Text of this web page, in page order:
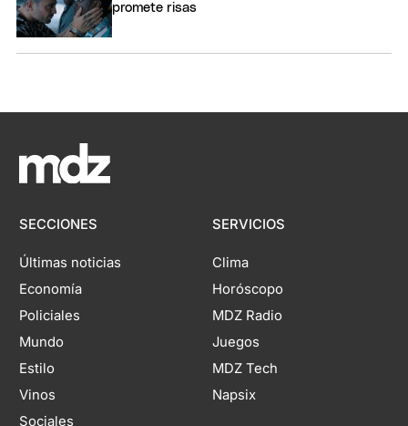
promete risas
SECCIONES
Últimas noticias
Economía
Policiales
Mundo
Estilo
Vinos
Sociales
SERVICIOS
Clima
Horóscopo
MDZ Radio
Juegos
MDZ Tech
Napsix